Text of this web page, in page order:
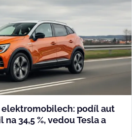
elektromobilech: podíl aut
34,5 %, vedou Tesla a